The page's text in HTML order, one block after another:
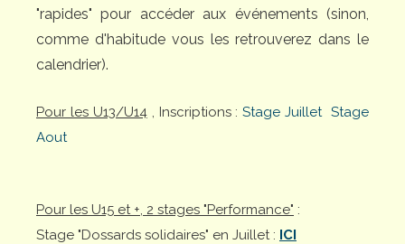
"rapides" pour accéder aux événements (sinon,
comme d'habitude vous les retrouverez dans le
calendrier).
Pour les U13/U14, Inscriptions :Stage Juillet Stage
Aout
Pour les U15 et +, 2 stages "Performance" :
Stage "Dossards solidaires" en Juillet : ICI